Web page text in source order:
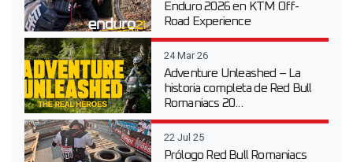
Enduro 2026 en KTM Off-
Road Experience
24 Mar 26
Adventure Unleashed – La
historia completa de Red Bull
Romaniacs 20...
22 Jul 25
Prólogo Red Bull Romaniacs